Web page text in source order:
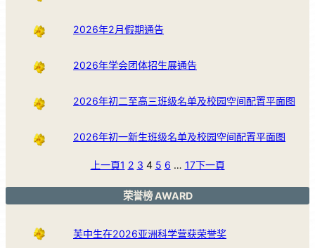
2026年2月假期通告
2026年学会团体招生展通告
2026年初二至高三班级名单及校园空间配置平面图
2026年初一新生班级名单及校园空间配置平面图
上一頁1 2 3 4 5 6 … 17下一頁
荣誉榜 AWARD
芙中生在2026亚洲科学营获荣誉奖